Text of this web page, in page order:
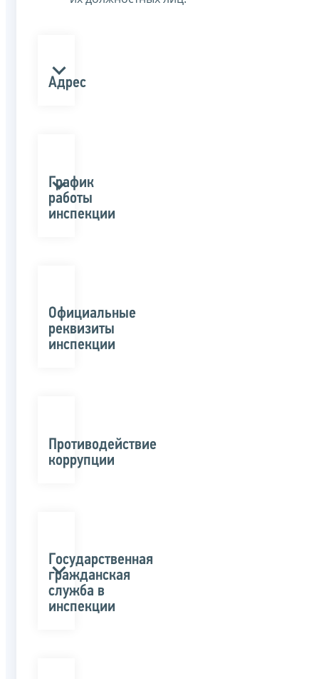
Адрес
График
работы
инспекции
Официальные
реквизиты
инспекции
Противодействие
коррупции
Государственная
гражданская
служба в
инспекции